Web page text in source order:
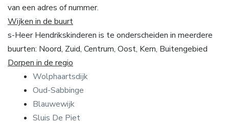
van een adres of nummer.
Wijken in de buurt
s-Heer Hendrikskinderen is te onderscheiden in meerdere
buurten: Noord, Zuid, Centrum, Oost, Kern, Buitengebied
Dorpen in de regio
Wolphaartsdijk
Oud-Sabbinge
Blauwewijk
Sluis De Piet